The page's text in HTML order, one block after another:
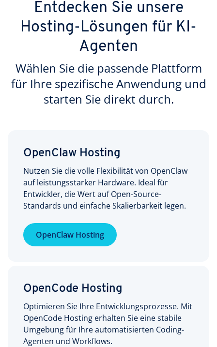
Entdecken Sie unsere
Hosting-Lösungen für KI-
Agenten
Wählen Sie die passende Plattform
für Ihre spezifische Anwendung und
starten Sie direkt durch.
OpenClaw Hosting
Nutzen Sie die volle Flexibilität von OpenClaw
auf leistungsstarker Hardware. Ideal für
Entwickler, die Wert auf Open-Source-
Standards und einfache Skalierbarkeit legen.
OpenClaw Hosting
OpenCode Hosting
Optimieren Sie Ihre Entwicklungsprozesse. Mit
OpenCode Hosting erhalten Sie eine stabile
Umgebung für Ihre automatisierten Coding-
Agenten und Workflows.